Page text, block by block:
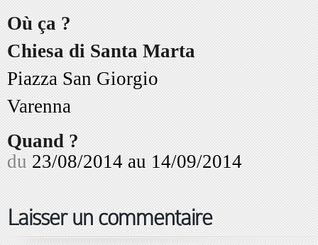
Où ça ?
Chiesa di Santa Marta
Piazza San Giorgio
Varenna
Quand ?
du 23/08/2014 au 14/09/2014
Laisser un commentaire